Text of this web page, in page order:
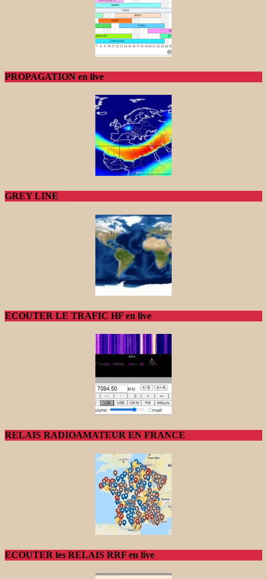
PROPAGATION en live
GREY LINE
ECOUTER LE TRAFIC HF en live
RELAIS RADIOAMATEUR EN FRANCE
ECOUTER les RELAIS RRF en live